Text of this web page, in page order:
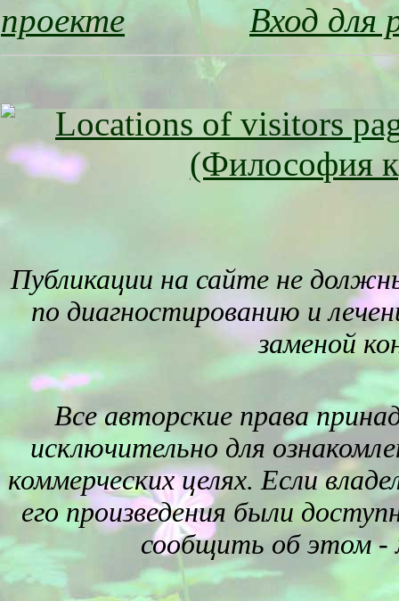
проекте Вход для
Публикации на сайте не
по диагностированию и
заменой
Все авторские права
исключительно для
коммерческих целях. Если
его произведения были
сообщить об этом -